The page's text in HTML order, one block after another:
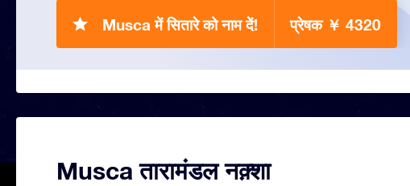
Musca में सितारे को नाम दें! प्रेषक ￥ 4320
Musca तारामंडल नक़्शा